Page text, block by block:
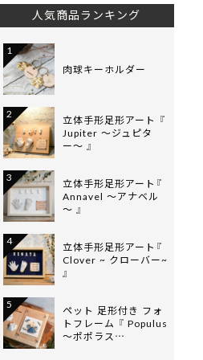
人気商品ランキング
肉球キーホルダー
1
立体手形足形アート 『
Jupiter 〜ジュピタ
ー〜 』
2
立体手形足形アート『
Annavel 〜アナベル
〜 』
3
立体手形足形アート『
Clover ~ クローバー~
』
4
ペット 足形付き フォ
トフレーム 『 Populus
〜ポポラス…
5